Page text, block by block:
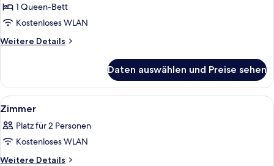
1 Queen-Bett
Kostenloses WLAN
Weitere Details
Weitere
(Prestige)
Daten auswählen und Preise sehen
Alle
Fotos
für
Zimmer
anzeigen
Ein Hotelzimmer mit zwei Betten,
3
Zimmer
Platz für 2 Personen
Kostenloses WLAN
Weitere Details
Weitere